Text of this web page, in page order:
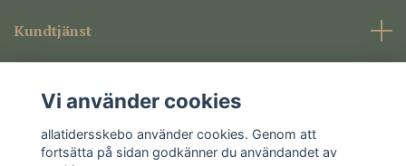
Kundtjänst
Sociala medier
Vi använder cookies
allatidersskebo använder cookies. Genom att
fortsätta på sidan godkänner du användandet av